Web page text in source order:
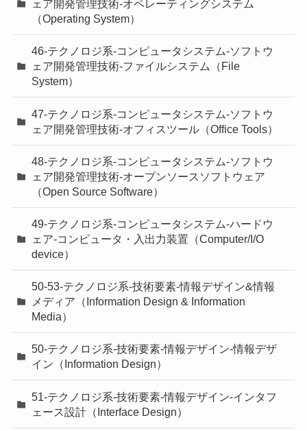
ェア開発管理技術-オペレーティングシステム
（Operating System）
46-テクノロジ系-コンピュータシステム-ソフトウ
ェア開発管理技術-ファイルシステム（File
System）
47-テクノロジ系-コンピュータシステム-ソフトウ
ェア開発管理技術-オフィスツール（Office Tools）
48-テクノロジ系-コンピュータシステム-ソフトウ
ェア開発管理技術-オープンソースソフトウェア
（Open Source Software）
49-テクノロジ系-コンピュータシステム-ハードウ
ェア-コンピュータ・入出力装置（Computer/I/O
device）
50-53-テクノロジ系-技術要素-情報デザイン&情報
メディア（Information Design & Information
Media）
50-テクノロジ系-技術要素-情報デザイン-情報デザ
イン（Information Design）
51-テクノロジ系-技術要素-情報デザイン-インタフ
ェース設計（Interface Design）